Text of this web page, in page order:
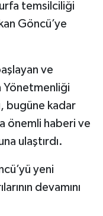
temsilciliği
Göncü’ye
ve
Yönetmenliği
bugüne kadar
önemli haberi ve
ulaştırdı.
yeni
devamını